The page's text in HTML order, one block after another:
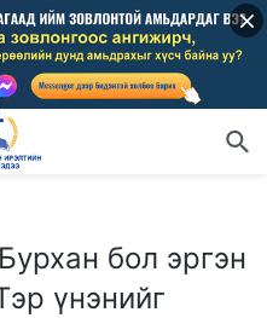
бол эргэн
үнэнийг